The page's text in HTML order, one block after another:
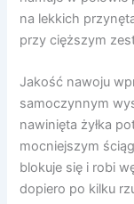
na lekkich
przy cięższym
Jakość nawoju
samoczynnym
nawinięta żyłka
mocniejszym
blokuje się i robi
dopiero po kilku